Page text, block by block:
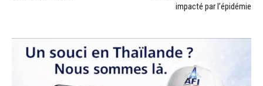
impacté par l’épidémie